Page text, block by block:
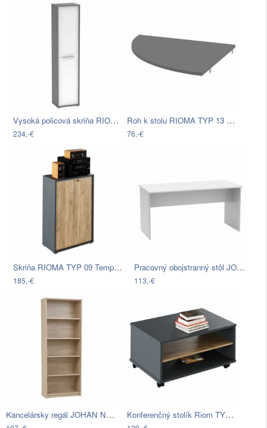
Vysoká policová skriňa RIOMA TYP 06…
234,-€
Roh k stolu RIOMA TYP 13 Tempo Kondela…
76,-€
Skriňa RIOMA TYP 09 Tempo Kondela…
185,-€
Pracovný obojstranný stôl JOHAN NEW 08…
113,-€
Kancelársky regál JOHAN NEW 04 Tempo… Konferenčný stolík Riom TYP 32 Tempo…